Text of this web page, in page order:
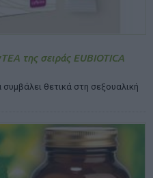
της σειράς EUBIOTICA
συμβάλει θετικά στη σεξουαλική